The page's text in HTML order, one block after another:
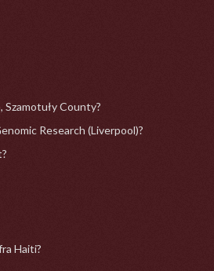
County?
Research (Liverpool)?
Haiti?